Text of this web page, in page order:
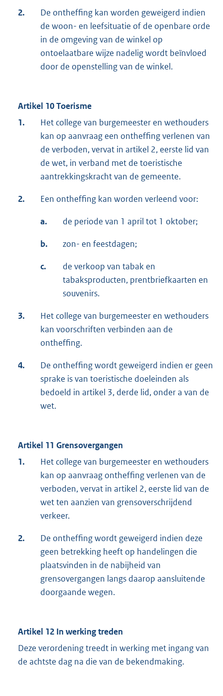
2.
De ontheffing kan worden geweigerd indien
de woon- en leefsituatie of de openbare orde
in de omgeving van de winkel op
ontoelaatbare wijze nadelig wordt beïnvloed
door de openstelling van de winkel.
Artikel 10 Toerisme
1.
Het college van burgemeester en wethouders
kan op aanvraag een ontheffing verlenen van
de verboden, vervat in artikel 2, eerste lid van
de wet, in verband met de toeristische
aantrekkingskracht van de gemeente.
2. Een ontheffing kan worden verleend voor:
a. de periode van 1 april tot 1 oktober;
b. zon- en feestdagen;
c.
de verkoop van tabak en
tabaksproducten, prentbriefkaarten en
souvenirs.
3.
Het college van burgemeester en wethouders
kan voorschriften verbinden aan de
ontheffing.
4.
De ontheffing wordt geweigerd indien er geen
sprake is van toeristische doeleinden als
bedoeld in artikel 3, derde lid, onder a van de
wet.
Artikel 11 Grensovergangen
1.
Het college van burgemeester en wethouders
kan op aanvraag ontheffing verlenen van de
verboden, vervat in artikel 2, eerste lid van de
wet ten aanzien van grensoverschrijdend
verkeer.
2.
De ontheffing wordt geweigerd indien deze
geen betrekking heeft op handelingen die
plaatsvinden in de nabijheid van
grensovergangen langs daarop aansluitende
doorgaande wegen.
Artikel 12 In werking treden
Deze verordening treedt in werking met ingang van
de achtste dag na die van de bekendmaking.